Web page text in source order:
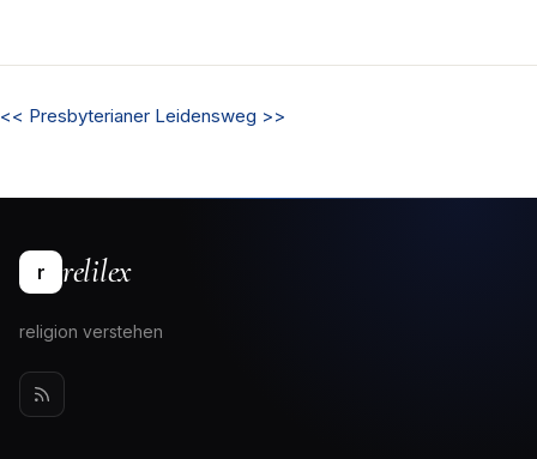
<< Presbyterianer Leidensweg >>
r relilex
religion verstehen